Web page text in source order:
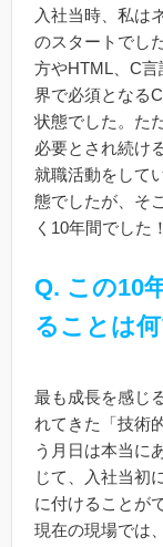
入社当時、私は
のスタートでし
方やHTML、C
界で必須となる
状態でした。た
必要とされ続け
就職活動をして
態でしたが、そ
く10年間でした！
Q. この10
ることは
最も成長を感じ
れてきた「技術
う月日は本当に
じて、入社当初
に付けることが
現在の現場では